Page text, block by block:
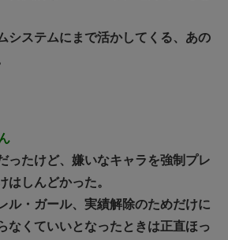
システムにまで活かしてくる、あの
ったけど、嫌いなキャラを強制プレ
はしんどかった。
ル・ガール、実績解除のためだけに
なくていいとなったときは正直ほっ